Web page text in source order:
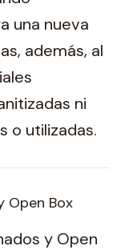
una nueva
además, al
ni
o utilizadas.
Open Box
y Open